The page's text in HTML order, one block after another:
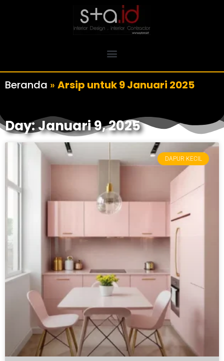
Beranda » Arsip untuk 9 Januari 2025
Day: Januari 9, 2025
DAPUR KECIL